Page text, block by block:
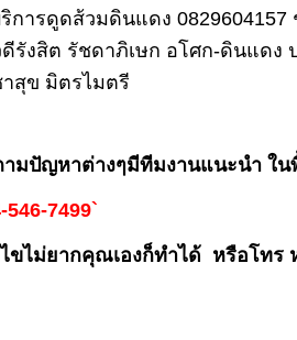
รดูดส้วมดินแดง 0829604157
รังสิต รัชดาภิเษก อโศก-ดินแดง
สุข มิตรไมตรี
ามปัญหาต่างๆมีทีมงานแนะนำ ใน
546-7499`
ขไม่ยากคุณเองก็ทำได้ หรือโทร